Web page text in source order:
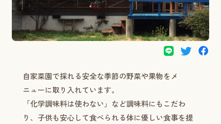
自家菜園で採れる安全な季節の野菜や果物をメ
ニューに取り入れています。
「化学調味料は使わない」など調味料にもこだわ
り、子供も安心して食べられる体に優しい食事を提